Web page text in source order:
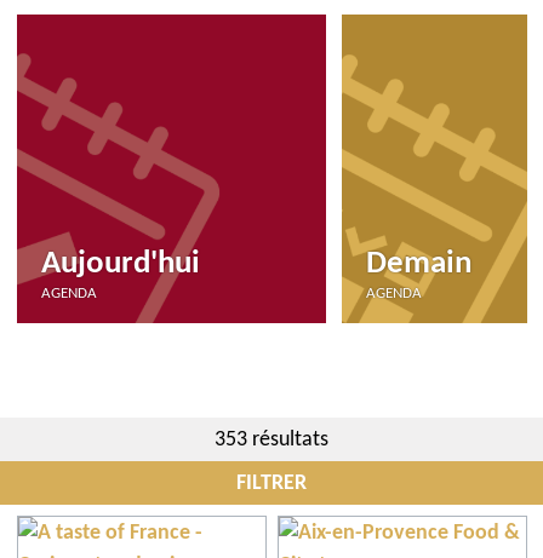
Aujourd'hui
AGENDA
Demain
AGENDA
353 résultats
FILTRER
Quand